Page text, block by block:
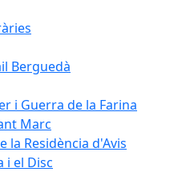
Berguedà
i Guerra de la Farina
Marc
la Residència d'Avis
i el Disc